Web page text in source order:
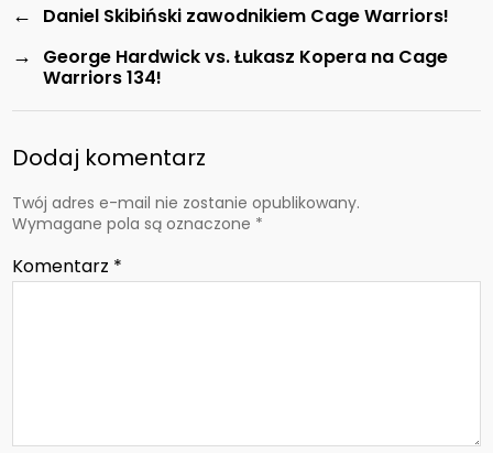
← Daniel Skibiński zawodnikiem Cage Warriors!
→
George Hardwick vs. Łukasz Kopera na Cage
Warriors 134!
Dodaj komentarz
Twój adres e-mail nie zostanie opublikowany.
Wymagane pola są oznaczone *
Komentarz *